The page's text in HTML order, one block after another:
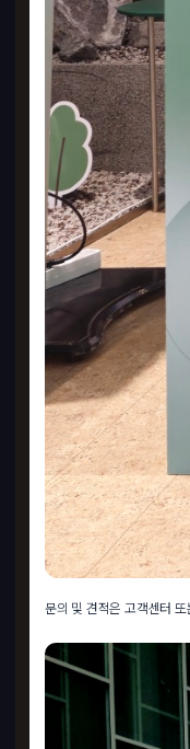
문의 및 견적은 고객센터